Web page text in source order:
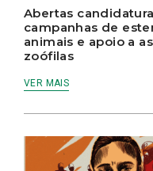
Abertas
campanhas de
animais e apoio a
zoófilas
VER MAIS